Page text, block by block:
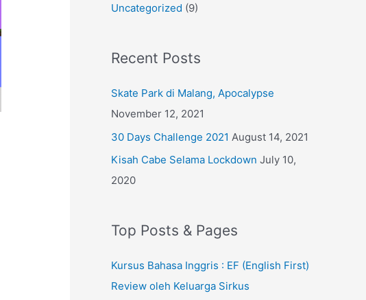
Uncategorized (9)
Recent Posts
Skate Park di Malang, Apocalypse
November 12, 2021
30 Days Challenge 2021 August 14, 2021
Kisah Cabe Selama Lockdown July 10,
2020
Top Posts & Pages
Kursus Bahasa Inggris : EF (English First)
Review oleh Keluarga Sirkus